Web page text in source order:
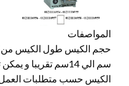
المواصفات
سم الي 14سم
الكيس حسب متطلبات